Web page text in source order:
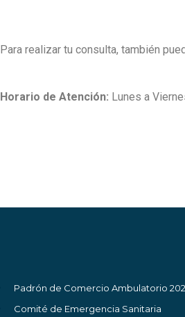
Para realizar tu consulta, también
Horario de Atención: Lunes a
Padrón de Comercio Ambulatorio
Comité de Emergencia Sanitaria